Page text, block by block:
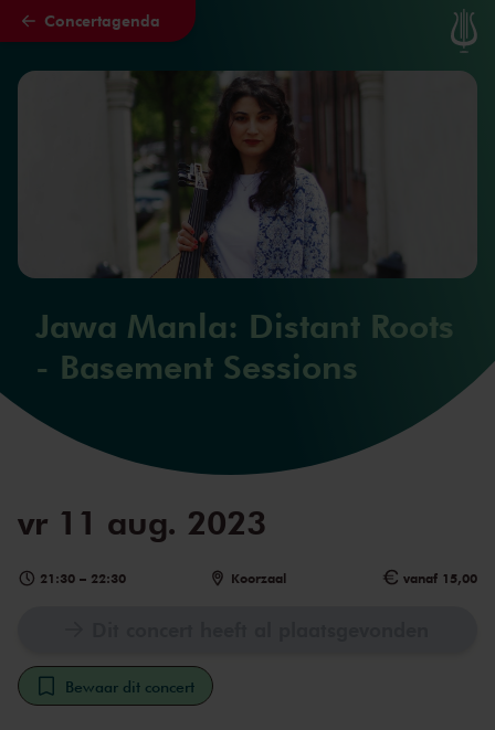
Naar hoofdcontent
Concertagenda
Jawa Manla: Distant Roots
- Basement Sessions
vr 11 aug. 2023
21:30 – 22:30 Koorzaal vanaf 15,00
Bewaar dit concert